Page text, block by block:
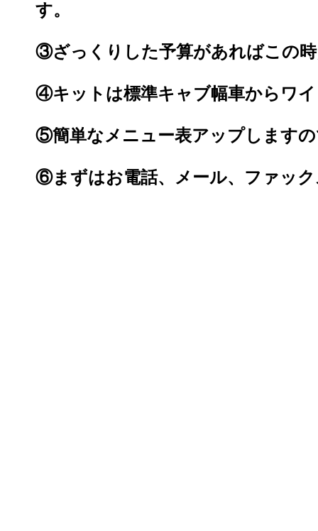
す。
③ざっくりした予算があればこの
④キットは標準キャブ幅車からワ
⑤簡単なメニュー表アップします
⑥まずはお電話、メール、ファッ